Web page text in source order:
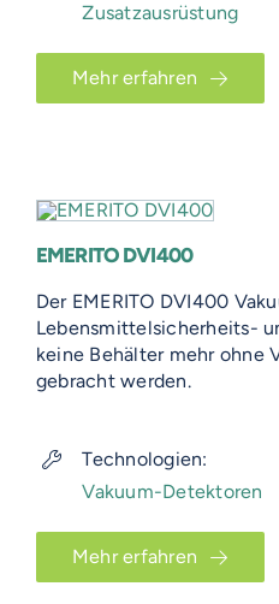
Zusatzausrüstung
Mehr erfahren
EMERITO DVI400
Der EMERITO DVI400
Lebensmittelsicherheits-
keine Behälter mehr ohne
gebracht werden.
Technologien:
Vakuum-Detektoren
Mehr erfahren